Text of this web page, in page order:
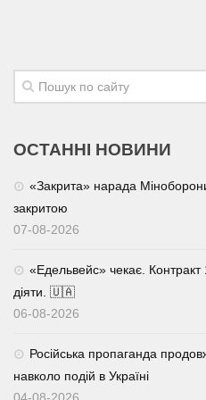
ОСТАННІ НОВИНИ
«Закрита» нарада
закритою
07-08-2026
«Едельвейс» чекає.
діяти. 🇺🇦
06-08-2026
Російська пропаганда
навколо подій в Україні
04-08-2026